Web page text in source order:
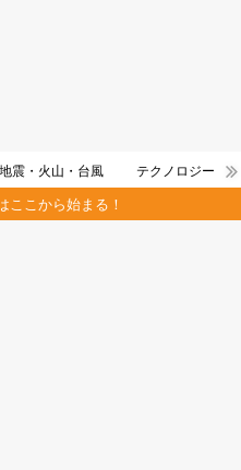
地震・火山・台風 テクノロジー
ここから始まる！